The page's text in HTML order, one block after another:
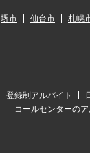
堺市 仙台市 札幌
登録制アルバイト
コールセンターのア